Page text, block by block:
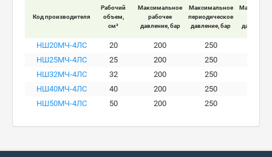
Код производителя
Рабочий
объем,
см³
Максимальное
рабочее
давление, бар
Максимальное
периодическое
давление, бар
давление,
НШ20МЧ-4ЛC 20 200 250
НШ25МЧ-4ЛC
25 200 250
НШ32МЧ-4ЛC
32 200 250
НШ40МЧ-4ЛC
40 200 250
НШ50МЧ-4ЛC
50 200 250